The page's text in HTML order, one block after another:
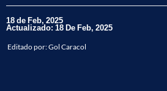
18 de Feb, 2025
Actualizado: 18 De Feb, 2025
Editado por:Gol Caracol